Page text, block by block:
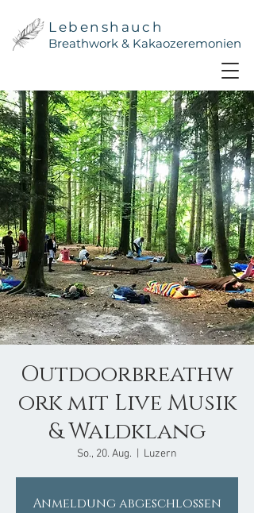
Lebenshauch
Breathwork & Kakaozeremonien
Outdoorbreathw
ork mit Live Musik
& Waldklang
So., 20. Aug. Luzern
Anmeldung abgeschlossen